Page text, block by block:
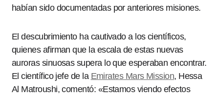
habían sido documentadas por anteriores misiones.
El descubrimiento ha cautivado a los científicos,
quienes afirman que la escala de estas nuevas
auroras sinuosas supera lo que esperaban encontrar.
El científico jefe de la Emirates Mars Mission, Hessa
Al Matroushi, comentó: «Estamos viendo efectos